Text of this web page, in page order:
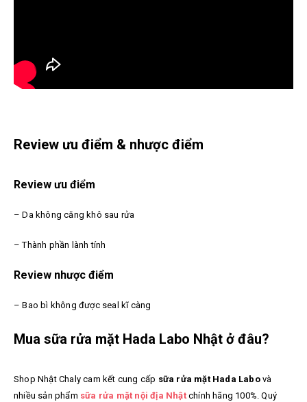
Review ưu điểm & nhược điểm
Review ưu điểm
– Da không căng khô sau rửa
– Thành phần lành tính
Review nhược điểm
– Bao bì không được seal kĩ càng
Mua sữa rửa mặt Hada Labo Nhật ở đâu?
Shop Nhật Chaly cam kết cung cấp sữa rửa mặt Hada Labovà
nhiều sản phẩm sữa rửa mặt nội địa Nhậtchính hãng 100%. Quý